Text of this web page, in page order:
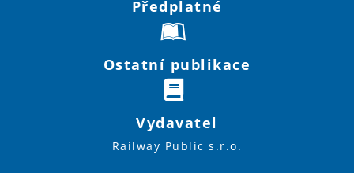
Předplatné
Ostatní publikace
Vydavatel
Railway Public s.r.o.